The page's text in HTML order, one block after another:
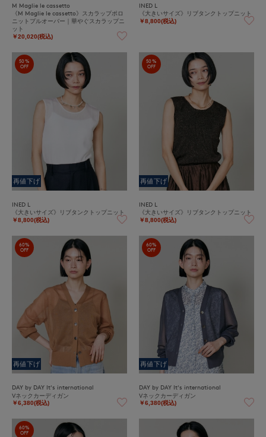
M Maglie le cassetto
《M Maglie le cassetto》スカラップポロ
ニットプルオーバー｜華やぐスカラップニ
ット
￥20,020(税込)
INED L
《大きいサイズ》リブタンクトップニット
￥8,800(税込)
50%
OFF
再値下げ
INED L
《大きいサイズ》リブタンクトップニット
￥8,800(税込)
50%
OFF
再値下げ
INED L
《大きいサイズ》リブタンクトップニット
￥8,800(税込)
60%
OFF
再値下げ
DAY by DAY It's international
Vネックカーディガン
￥6,380(税込)
60%
OFF
再値下げ
DAY by DAY It's international
Vネックカーディガン
￥6,380(税込)
60%
OFF